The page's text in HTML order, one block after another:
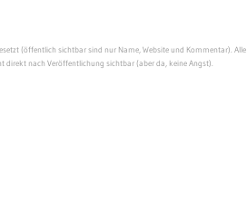
(öffentlich sichtbar sind nur Name, Website und Kommentar). Alle
nach Veröffentlichung sichtbar (aber da, keine Angst).